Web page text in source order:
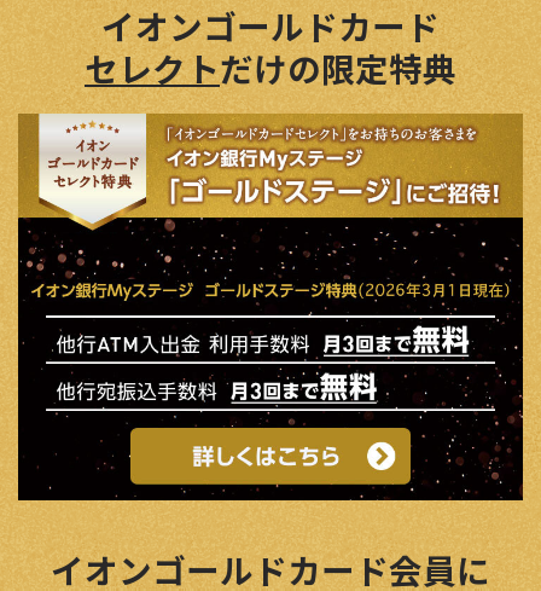
イオンゴールドカード
セレクトだけの限定特典
イオンゴールドカード会員に